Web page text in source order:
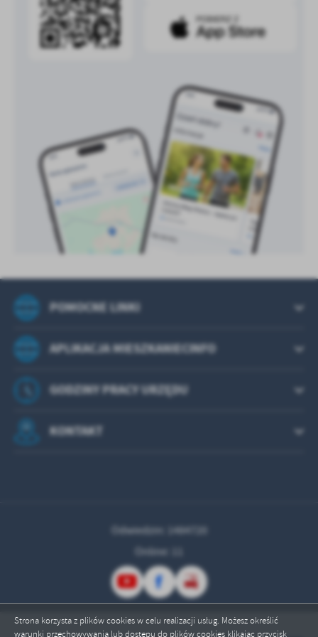
Strona korzysta z plików cookies w celu realizacji usług. Możesz określić
warunki przechowywania lub dostępu do plików cookies klikając przycisk
treści w postaci wiadomości, ofert, komunikatów mediów
społecznościowych.
POMOCNE LINKI
APLIKACJA MIESZKANIECINFO
GODZINY PRACY URZĘDU
KONTAKT
Odwiedzin: 1484720
Online: 11